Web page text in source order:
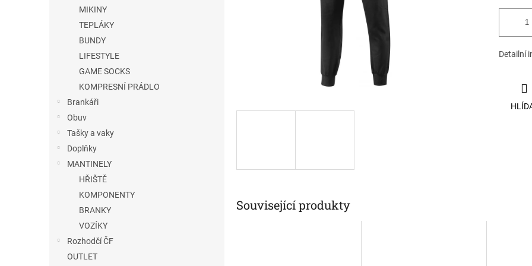
MIKINY
TEPLÁKY
BUNDY
LIFESTYLE
GAME SOCKS
KOMPRESNÍ PRÁDLO
Brankáři
Obuv
Tašky a vaky
Doplňky
MANTINELY
HŘIŠTĚ
KOMPONENTY
BRANKY
VOZÍKY
Rozhodčí ČF
OUTLET
Detailní
Související produkty